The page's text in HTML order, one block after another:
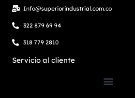
Info@superiorindustrial.com.co
322 879 69 94
318 779 2810
Servicio al cliente